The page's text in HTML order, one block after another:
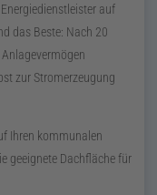
auf
das Beste: Nach 20
zur Stromerzeugung
Ihren kommunalen
geeignete Dachfläche für